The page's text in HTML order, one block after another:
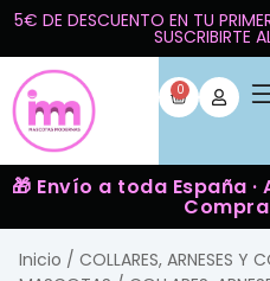
5€ DE DESCUENTO EN TU
SUSCRIBIRTE
0
🎁 Envío a toda España
Inicio / COLLARES, ARNESES Y